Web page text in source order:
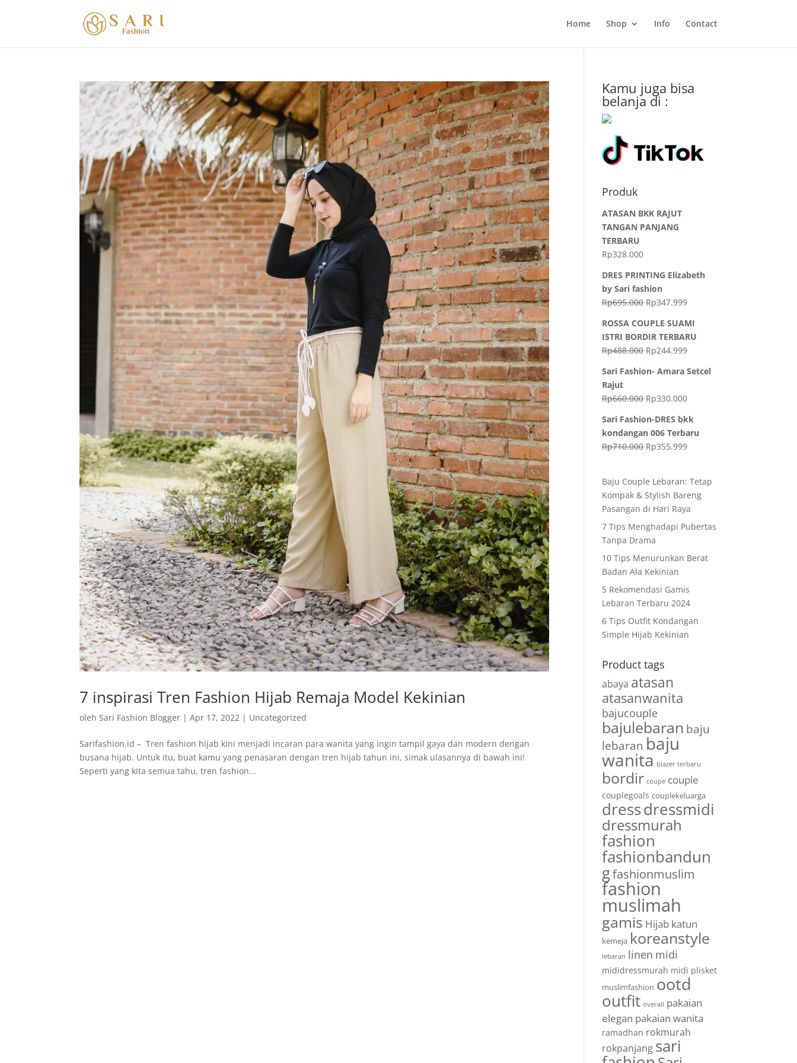
Home Shop Info Contact
7 inspirasi Tren Fashion Hijab Remaja Model Kekinian
olehSari Fashion Blogger |Apr 17, 2022 | Uncategorized
Sarifashion.id – Tren fashion hijab kini menjadi incaran para wanita yang ingin tampil gaya dan modern dengan
busana hijab. Untuk itu, buat kamu yang penasaran dengan tren hijab tahun ini, simak ulasannya di bawah ini!
Seperti yang kita semua tahu, tren fashion...
Kamu juga bisa
belanja di :
Produk
ATASAN BKK RAJUT
TANGAN PANJANG
TERBARU
Rp328.000
DRES PRINTING Elizabeth
by Sari fashion
Rp695.000 Rp347.999
ROSSA COUPLE SUAMI
ISTRI BORDIR TERBARU
Rp488.000 Rp244.999
Sari Fashion- Amara Setcel
Rajut
Rp660.000 Rp330.000
Sari Fashion-DRES bkk
kondangan 006 Terbaru
Rp710.000 Rp355.999
Baju Couple Lebaran: Tetap
Kompak & Stylish Bareng
Pasangan di Hari Raya
7 Tips Menghadapi Pubertas
Tanpa Drama
10 Tips Menurunkan Berat
Badan Ala Kekinian
5 Rekomendasi Gamis
Lebaran Terbaru 2024
6 Tips Outfit Kondangan
Simple Hijab Kekinian
Product tags
abaya atasan
atasanwanita
bajucouple
bajulebaran baju
lebaran baju
wanita blazer terbaru
bordir coupe couple
couplegoals couplekeluarga
dressdressmidi
dressmurah
fashion
fashionbandun
gfashionmuslim
fashion
muslimah
gamis Hijab katun
kemeja koreanstyle
lebaran linen midi
mididressmurah midi plisket
muslimfashion ootd
outfit overall pakaian
elegan pakaian wanita
ramadhan rokmurah
rokpanjang sari